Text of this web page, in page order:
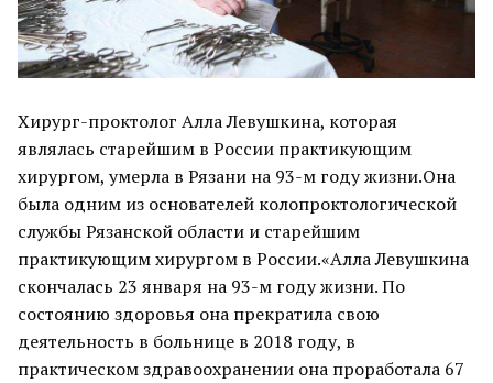
Хирург-проктолог Алла Левушкина, которая
являлась старейшим в России практикующим
хирургом, умерла в Рязани на 93-м году жизни.Она
была одним из основателей колопроктологической
службы Рязанской области и старейшим
практикующим хирургом в России.«Алла Левушкина
скончалась 23 января на 93-м году жизни. По
состоянию здоровья она прекратила свою
деятельность в больнице в 2018 году, в
практическом здравоохранении она проработала 67